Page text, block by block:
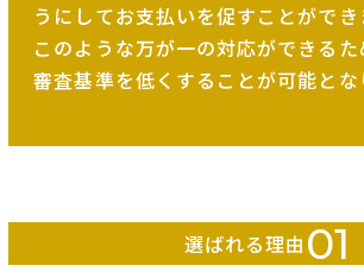
うにしてお支払いを促すことができ
このような万が一の対応ができるた
審査基準を低くすることが可能とな
選ばれる理由 01